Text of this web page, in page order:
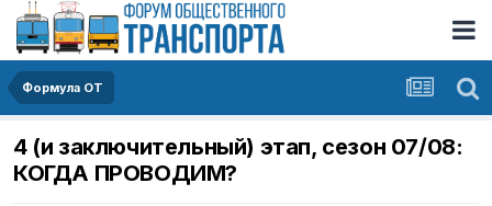
Формула ОТ
4 (и заключительный) этап, сезон 07/08:
КОГДА ПРОВОДИМ?